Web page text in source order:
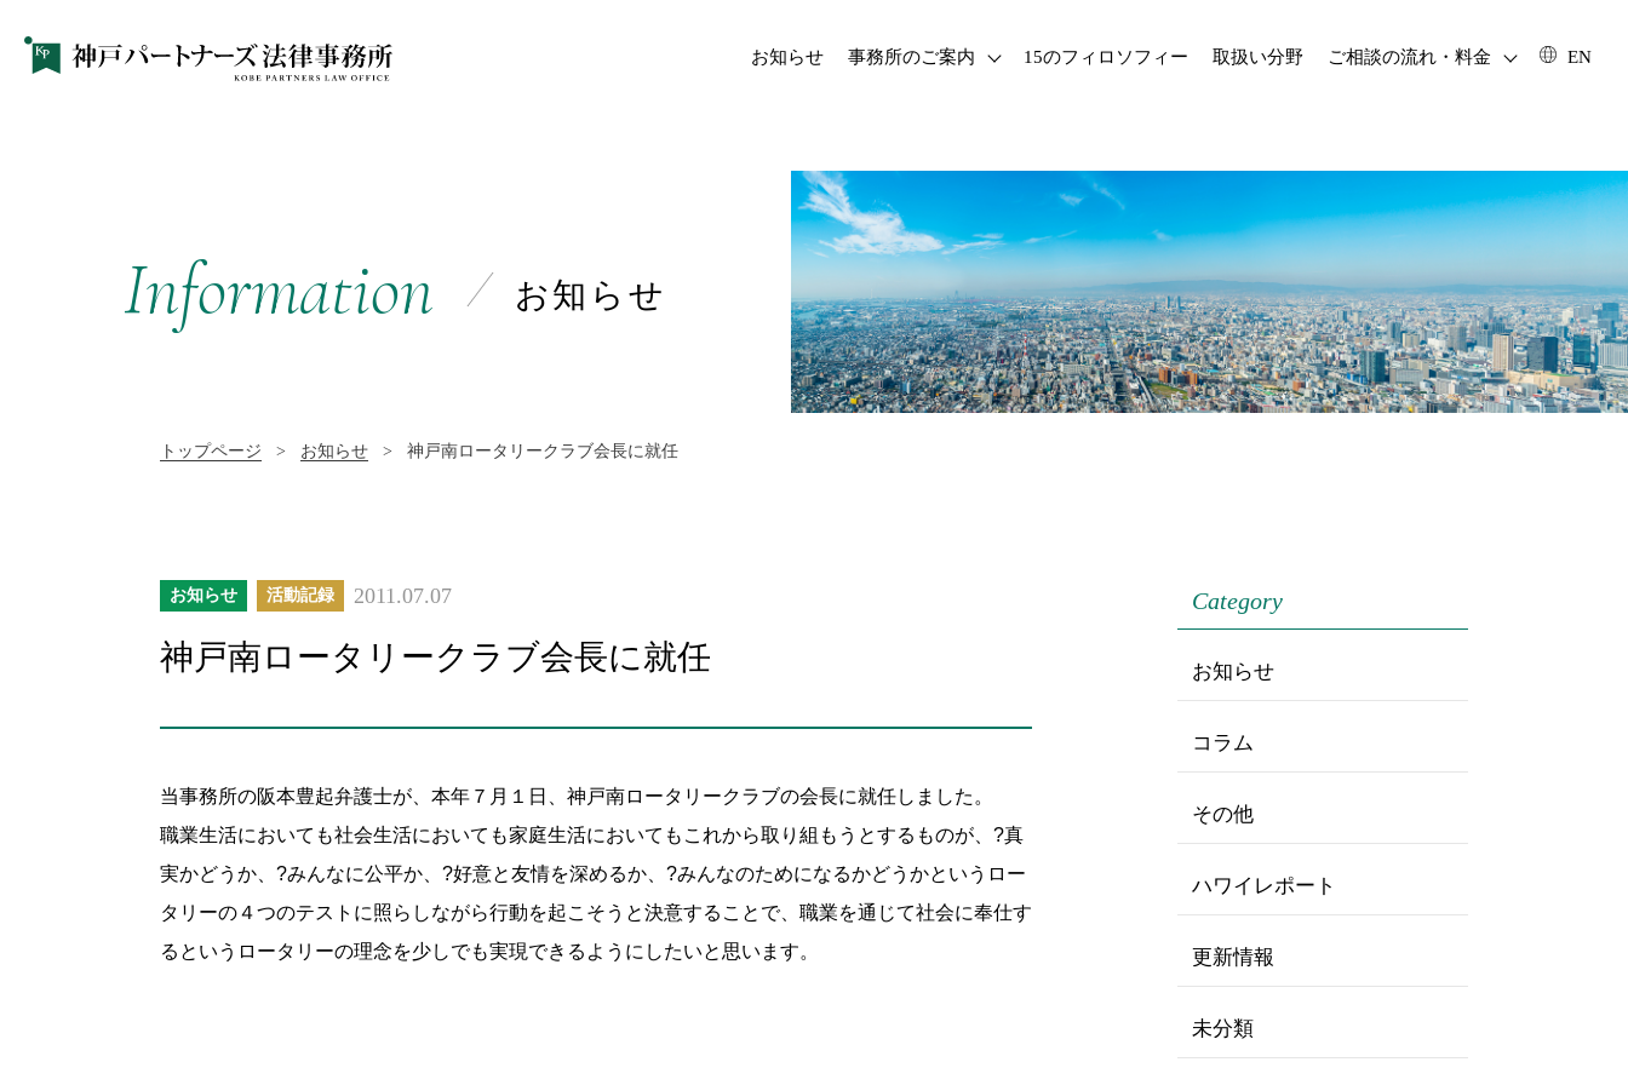
お知らせ 事務所のご案内 15のフィロソフィー 取扱い分野 ご相談の流れ・料金 EN
Information お知らせ
トップページ > お知らせ > 神戸南ロータリークラブ会長に就任
お知らせ 活動記録 2011.07.07
神戸南ロータリークラブ会長に就任
当事務所の阪本豊起弁護士が、本年７月１日、神戸南ロータリークラブの会長に就任しました。
職業生活においても社会生活においても家庭生活においてもこれから取り組もうとするものが、?真
実かどうか、?みんなに公平か、?好意と友情を深めるか、?みんなのためになるかどうかというロー
タリーの４つのテストに照らしながら行動を起こそうと決意することで、職業を通じて社会に奉仕す
るというロータリーの理念を少しでも実現できるようにしたいと思います。
Category
お知らせ
コラム
その他
ハワイレポート
更新情報
未分類